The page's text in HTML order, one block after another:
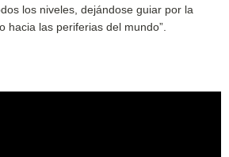
los niveles, dejándose guiar por la
hacia las periferias del mundo”.